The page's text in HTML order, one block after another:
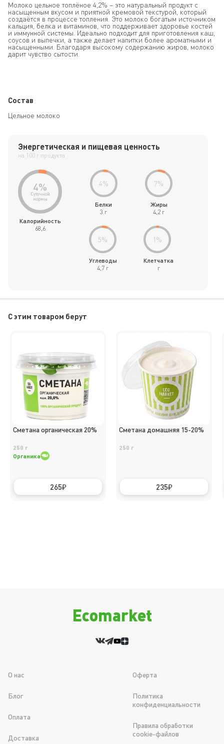
Молоко цельное топлёное 4,2% – это натуральный продукт с
насыщенным вкусом и приятной кремовой текстурой, который
создаётся в процессе топления. Это молоко богатым источником
кальция, белка и витаминов, что поддерживает здоровье костей
и иммунной системы. Идеально подходит для приготовления каш,
соусов и выпечки, а также делает напитки более ароматными и
насыщенными. Благодаря высокому содержанию жиров, молоко
дарит чувство сытости.
Состав
Цельное молоко
Энергетическая и пищевая ценность
на 100 г продукта
4%
Суточной
нормы
Калорийность
68,6
4%
Белки
3 г
7%
Жиры
4,2 г
5%
Углеводы
4,7 г
1%
Клетчатка
г
C этим товаром берут
Сметана органическая 20%
250 г
Органика
265
Сметана домашняя 15-20%
250 г
235
Ecomarket
О нас
Блог
Оплата
Доставка
Оферта
Политика
конфиденциальности
Правила обработки
cookie-файлов